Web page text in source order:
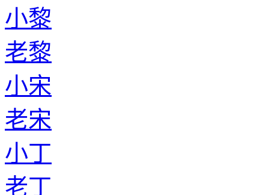
小黎
老黎
小宋
老宋
小丁
老丁